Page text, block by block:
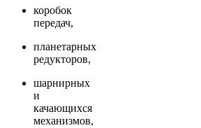
коробок
передач,
планетарных
редукторов,
шарнирных
и
качающихся
механизмов,